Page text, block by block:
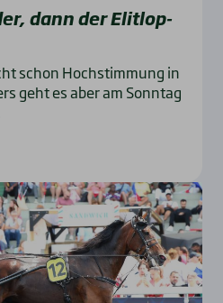
dann der Elit­lop­
schon Hochstimmung in
geht es aber am Sonntag